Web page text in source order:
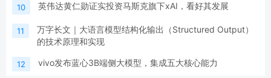
10 英伟达黄仁勋证实投资马斯克旗下xAI，看好其发展
11
万字长文｜大语言模型结构化输出（Structured Output）
的技术原理和实现
12 vivo发布蓝心3B端侧大模型，集成五大核心能力